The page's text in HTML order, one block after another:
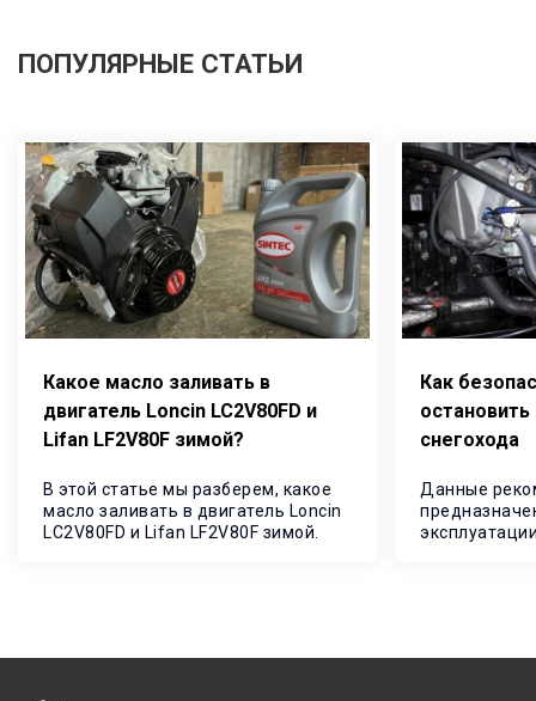
ПОПУЛЯРНЫЕ СТАТЬИ
Какое масло заливать в
двигатель Loncin LC2V80FD и
Lifan LF2V80F зимой
В этой статье мы разберем, какое
масло заливать в двигатель Loncin
LC2V80FD и Lifan LF2V80F зимой.
Как
остановить
снегохода
Данные